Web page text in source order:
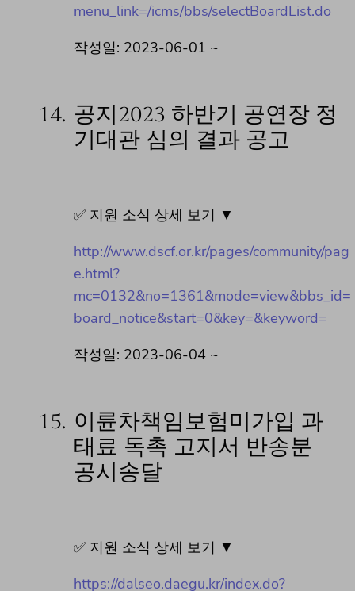
menu_link=/icms/bbs/selectBoardList.do
작성일: 2023-06-01 ~
14. 공지2023 하반기 공연장 정
기대관 심의 결과 공고
✅ 지원 소식 상세 보기 ▼
http://www.dscf.or.kr/pages/community/pag
e.html?
mc=0132&no=1361&mode=view&bbs_id=
board_notice&start=0&key=&keyword=
작성일: 2023-06-04 ~
15. 이륜차책임보험미가입 과
태료 독촉 고지서 반송분
공시송달
✅ 지원 소식 상세 보기 ▼
https://dalseo.daegu.kr/index.do?